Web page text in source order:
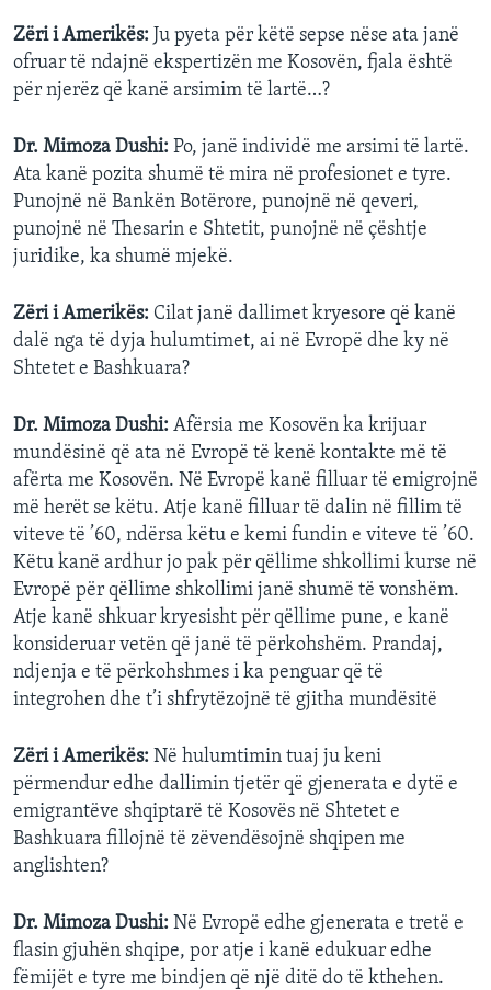
Zëri i Amerikës: Ju pyeta për këtë sepse nëse ata janë
ofruar të ndajnë ekspertizën me Kosovën, fjala është
për njerëz që kanë arsimim të lartë…?
Dr. Mimoza Dushi: Po, janë individë me arsimi të lartë.
Ata kanë pozita shumë të mira në profesionet e tyre.
Punojnë në Bankën Botërore, punojnë në qeveri,
punojnë në Thesarin e Shtetit, punojnë në çështje
juridike, ka shumë mjekë.
Zëri i Amerikës: Cilat janë dallimet kryesore që kanë
dalë nga të dyja hulumtimet, ai në Evropë dhe ky në
Shtetet e Bashkuara?
Dr. Mimoza Dushi: Afërsia me Kosovën ka krijuar
mundësinë që ata në Evropë të kenë kontakte më të
afërta me Kosovën. Në Evropë kanë filluar të emigrojnë
më herët se këtu. Atje kanë filluar të dalin në fillim të
viteve të ’60, ndërsa këtu e kemi fundin e viteve të ’60.
Këtu kanë ardhur jo pak për qëllime shkollimi kurse në
Evropë për qëllime shkollimi janë shumë të vonshëm.
Atje kanë shkuar kryesisht për qëllime pune, e kanë
konsideruar vetën që janë të përkohshëm. Prandaj,
ndjenja e të përkohshmes i ka penguar që të
integrohen dhe t’i shfrytëzojnë të gjitha mundësitë
Zëri i Amerikës: Në hulumtimin tuaj ju keni
përmendur edhe dallimin tjetër që gjenerata e dytë e
emigrantëve shqiptarë të Kosovës në Shtetet e
Bashkuara fillojnë të zëvendësojnë shqipen me
anglishten?
Dr. Mimoza Dushi: Në Evropë edhe gjenerata e tretë e
flasin gjuhën shqipe, por atje i kanë edukuar edhe
fëmijët e tyre me bindjen që një ditë do të kthehen.